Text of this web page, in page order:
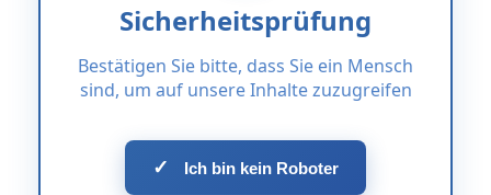
Sicherheitsprüfung
Bestätigen Sie bitte, dass Sie ein Mensch
sind, um auf unsere Inhalte zuzugreifen
✓ Ich bin kein Roboter